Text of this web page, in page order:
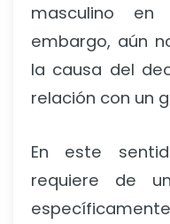
masculino en
embargo, aún
la causa del
relación con un
En este
requiere de